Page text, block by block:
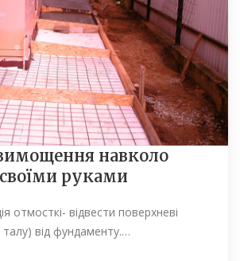
навколо
руками
отмосткі- відвести поверхневі
від фундаменту.…